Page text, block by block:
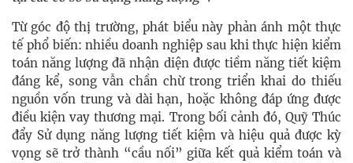
Từ góc độ thị trường, phát biểu này phản ánh một thực
tế phổ biến: nhiều doanh nghiệp sau khi thực hiện kiểm
toán năng lượng đã nhận diện được tiềm năng tiết kiệm
đáng kể, song vẫn chần chừ trong triển khai do thiếu
nguồn vốn trung và dài hạn, hoặc không đáp ứng được
điều kiện vay thương mại. Trong bối cảnh đó, Quỹ Thúc
đẩy Sử dụng năng lượng tiết kiệm và hiệu quả được kỳ
vọng sẽ trở thành “cầu nối” giữa kết quả kiểm toán và